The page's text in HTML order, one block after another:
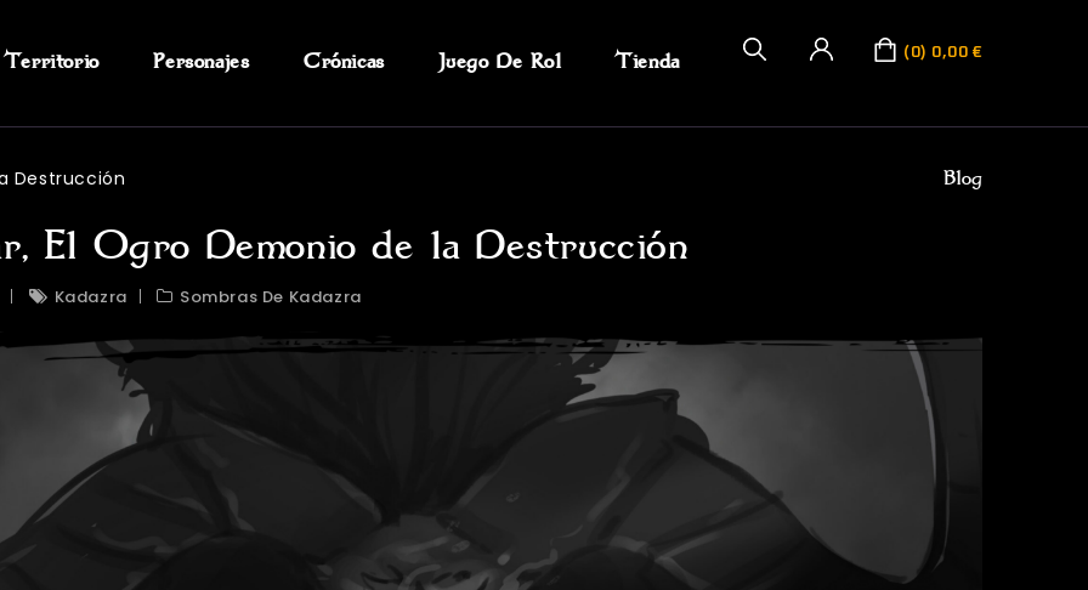
Territorio Personajes Crónicas Juego De Rol Tienda 0 0,00 €
Blog
Destrucción
El Ogro Demonio de la Destrucción
Kadazra Sombras De Kadazra